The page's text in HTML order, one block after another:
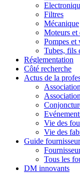
Filtres
Mécanique
Moteurs et
Pompes et
Tubes, fils
Réglementation
Côté recherche
Actus de la
Vie des
Vie des
Guide
Tous les
DM innovants